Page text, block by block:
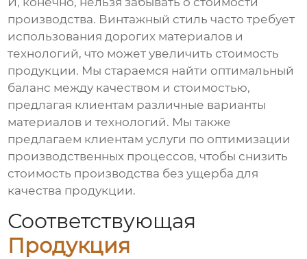
производства. Винтажный стиль часто требует
использования дорогих материалов и
технологий, что может увеличить стоимость
продукции. Мы стараемся найти оптимальный
баланс между качеством и стоимостью,
предлагая клиентам различные варианты
материалов и технологий. Мы также
предлагаем клиентам услуги по оптимизации
производственных процессов, чтобы снизить
стоимость производства без ущерба для
качества продукции.
Соответствующая
Продукция